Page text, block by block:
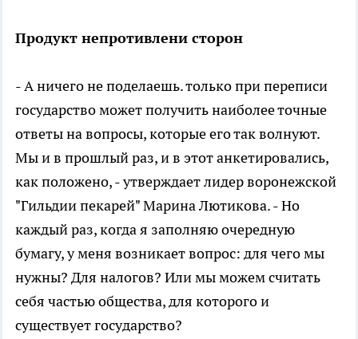
Продукт непротивлени сторон
- А ничего не поделаешь. только при переписи
государство может получить наиболее точные
ответы на вопросы, которые его так волнуют.
Мы и в прошлый раз, и в этот анкетировались,
как положено, - утверждает лидер воронежской
"Гильдии пекарей" Марина Лютикова. - Но
каждый раз, когда я заполняю очередную
бумагу, у меня возникает вопрос: для чего мы
нужны? Для налогов? Или мы можем считать
себя частью общества, для которого и
существует государство?